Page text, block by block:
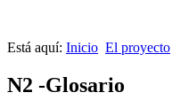
Está aquí: Inicio El proyecto
N2 -Glosario